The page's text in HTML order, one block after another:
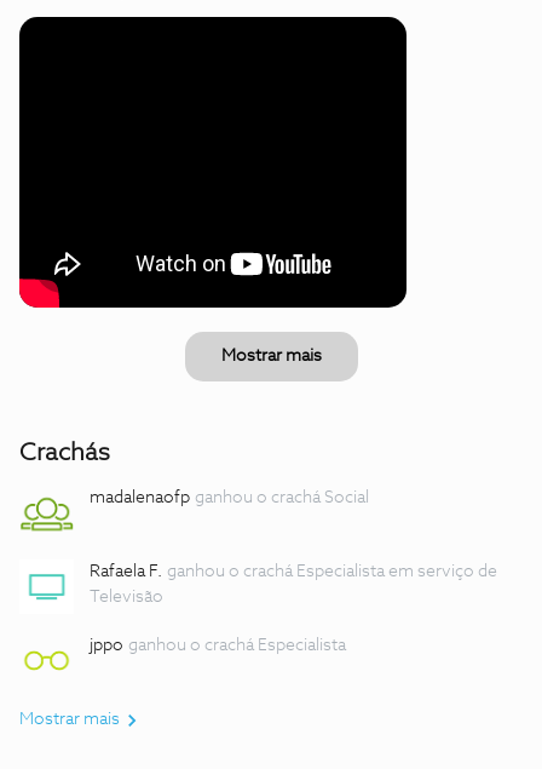
Mostrar mais
Crachás
madalenaofp ganhou o crachá Social
Rafaela F. ganhou o crachá Especialista em serviço de
Televisão
jppo ganhou o crachá Especialista
Mostrar mais